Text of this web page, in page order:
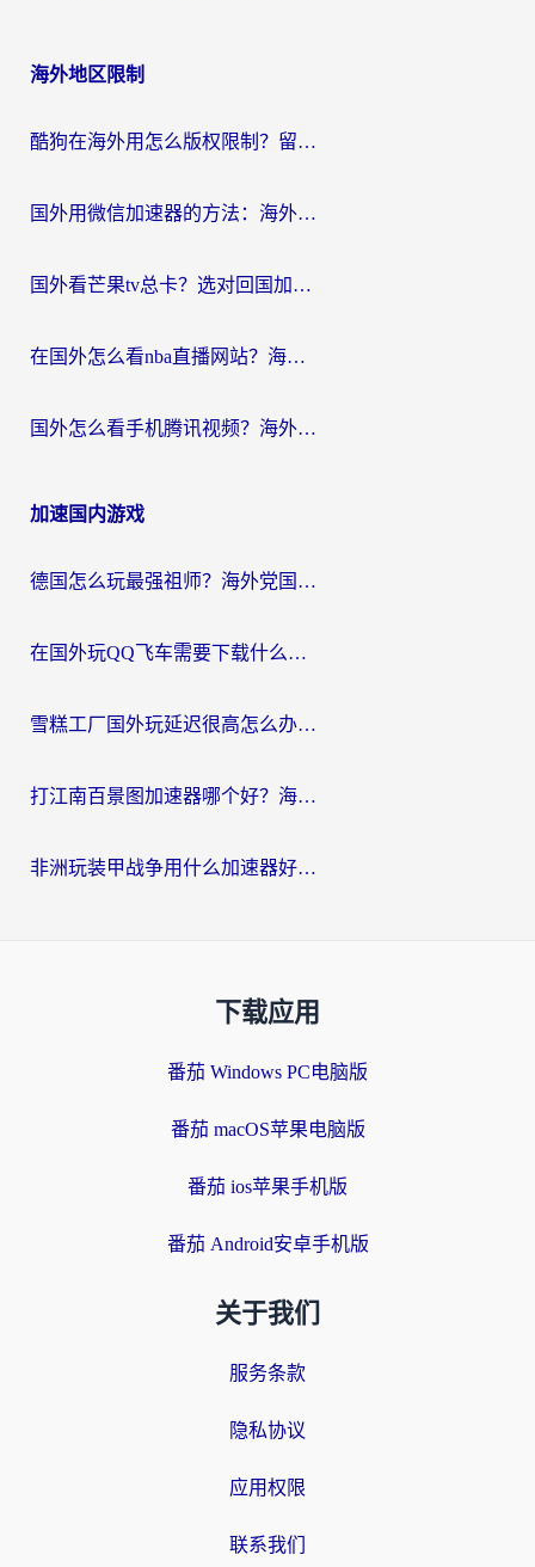
海外地区限制
酷狗在海外用怎么版权限制？留学生亲测：3步解决听国内音乐难题
国外用微信加速器的方法：海外党无缝连接国内生活的实用指南
国外看芒果tv总卡？选对回国加速器，轻松追《浪姐》不费劲
在国外怎么看nba直播网站？海外党专属体育观赛指南，告别地区限制！
国外怎么看手机腾讯视频？海外党亲测有效的追剧加速器选择指南
加速国内游戏
德国怎么玩最强祖师？海外党国服游戏加速器选择全攻略（附宝可梦Online实测）
在国外玩QQ飞车需要下载什么加速器呢？海外党亲测有效的国服游戏加速指南
雪糕工厂国外玩延迟很高怎么办？海外玩家国服游戏加速终极攻略（附实测推荐）
打江南百景图加速器哪个好？海外党踩坑N次后，终于找到不卡的秘诀
非洲玩装甲战争用什么加速器好？海外党亲测有效的国服游戏加速方案
下载应用
番茄 Windows PC电脑版
番茄 macOS苹果电脑版
番茄 ios苹果手机版
番茄 Android安卓手机版
关于我们
服务条款
隐私协议
应用权限
联系我们